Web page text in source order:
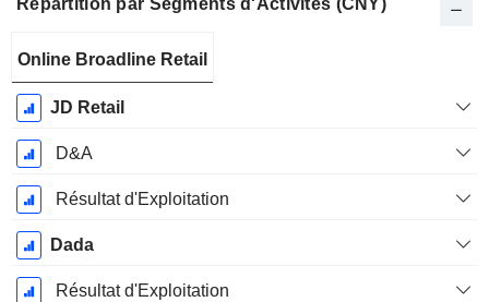
Répartition par Segments d'Activités (CNY)
Fiscale:
Décembre
Online Broadline Retail
JD Retail
D&A
Résultat d'Exploitation
Dada
Résultat d'Exploitation